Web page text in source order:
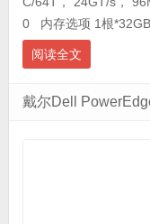
0 内存选项 1根*32GB
阅读全文
戴尔Dell